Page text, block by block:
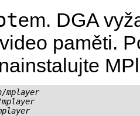
em. DGA
paměti.